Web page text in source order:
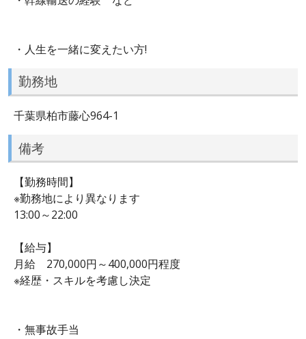
・人生を一緒に変えたい方!
勤務地
千葉県柏市藤心964-1
備考
【勤務時間】
※勤務地により異なります
13:00～22:00
【給与】
月給 270,000円～400,000円程度
※経歴・スキルを考慮し決定
・無事故手当